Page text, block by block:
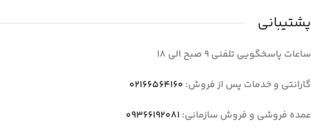
پشتیبانی
ساعات پاسخگویی تلفنی 9 صبح الی 18
گارانتی و خدمات پس از فروش: 02166564160
عمده فروشی و فروش سازمانی: 09366192081